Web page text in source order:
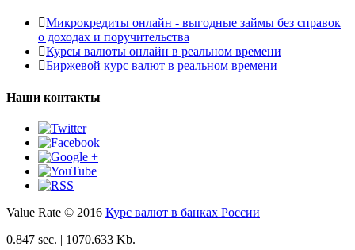
Микрокредиты онлайн - выгодные займы без справок
о доходах и поручительства
Курсы валюты онлайн в реальном времени
Биржевой курс валют в реальном времени
Наши контакты
Value Rate © 2016 Курс валют в банках России
0.847 sec. | 1070.633 Kb.